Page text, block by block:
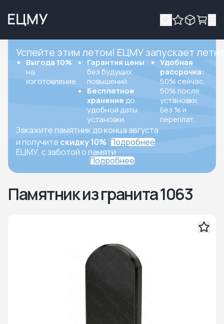
Успейте этим летом! ЕЦМУ запускает
Выгода 10%
на
изготовление.
Гарантия цены
без будущих
повышений.
Бесплатное
хранение до
удобной даты
установки.
Удобная
рассрочка:
50% сейчас,
50% после
установки.
Без % и
переплат.
Закажите памятник до конца августа
и получите скидку 10% Подробнее
ЕЦМУ, с заботой о памяти
Подробнее
Памятник из гранита 1063